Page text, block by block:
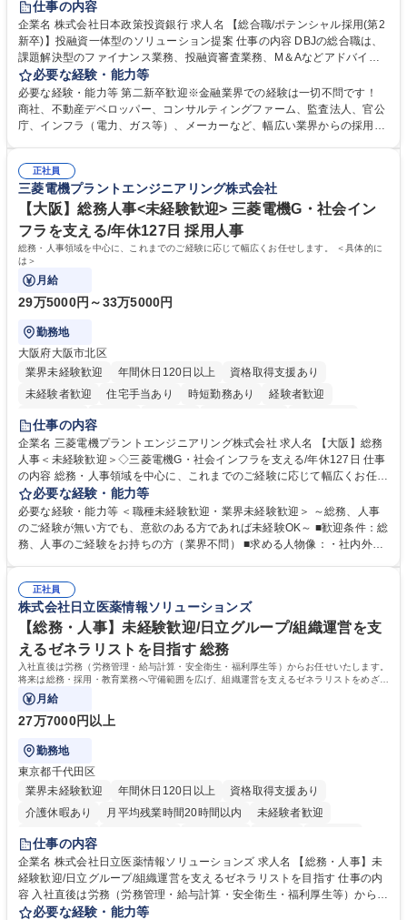
食事補助あり
託児所あり
仕事の内容
企業名 株式会社日本政策投資銀行 求人名 【総合職/ポテンシャル採用(第2
新卒)】投融資一体型のソリューション提案 仕事の内容 DBJの総合職は、
課題解決型のファイナンス業務、投融資審査業務、M＆Aなどアドバイザ
リー業務、地域戦略企画業務など、多様な業務に精通し、複数の専門性を
掛け合わせて広く社会に貢献していく職種です。 入社後は、横断的なロー
テーションを経て適性や専門性に応じたキャリアを形成していただきま
す。総合職として入社いただき、下記いずれかの部門でご活躍いただきま
ート・ナレッジ業務 ※それぞれの業務内容に関しては、別途その他労働条
件備考欄に記載 募集職種 【総合職/ポテンシャル採用(第2新卒)】投融資一
体型のソリューション提案
必要な経験・能力等
必要な経験・能力等 第二新卒歓迎※金融業界での経験は一切不問です！
商社、不動産デベロッパー、コンサルティングファーム、監査法人、官公
庁、インフラ（電力、ガス等）、メーカーなど、幅広い業界からの採用実
く高い志を併せもった人材を求めています。ポテンシャル採用（第2新
卒）では、金融業界での経験や知識を問いません。新たな時代を見据え
て、複雑化する社会課題の解決に向けて先鞭をつける役割を担いたい、と
いう気概をお持ちの方を心待ちにしています。 学歴・資格 学歴：大学院
大学 語学力： 資格：
正社員
三菱電機プラントエンジニアリング株式会社
【大阪】総務人事<未経験歓迎> 三菱電機G・社会イン
フラを支える/年休127日 採用人事
総務・人事領域を中心に、これまでのご経験に応じて幅広くお任せします。 ＜具体的に
は＞
月給
29万5000円～33万5000円
勤務地
大阪府大阪市北区
業界未経験歓迎
年間休日120日以上
資格取得支援あり
未経験者歓迎
住宅手当あり 時短勤務あり
経験者歓迎
退職金あり
駅近5分以内
土日祝休み 服装自由 寮・社宅あり 食事補助あり
仕事の内容
企業名 三菱電機プラントエンジニアリング株式会社 求人名 【大阪】総務
人事＜未経験歓迎＞◇三菱電機G・社会インフラを支える/年休127日 仕事
の内容 総務・人事領域を中心に、これまでのご経験に応じて幅広くお任せ
します。 ＜具体的には＞ ・総務/人事労務（給与・社保・勤怠管理など）
・採用・教育研修 ・福利厚生運用 など ※基本的には事務所勤務ですが、
採用や教育等の業務内容により、関西圏以外への日帰り・宿泊を伴う国内
出張もございます。 ※担当業務を持ちつつ、お互いに助け合いながら、総
必要な経験・能力等
必要な経験・能力等 ＜職種未経験歓迎・業界未経験歓迎＞ ～総務、人事
のご経験が無い方でも、意欲のある方であれば未経験OK～ ■歓迎条件：総
務、人事のご経験をお持ちの方（業界不問） ■求める人物像：・社内外の
正社員
株式会社日立医薬情報ソリューションズ
【総務・人事】未経験歓迎/日立グループ/組織運営を支
えるゼネラリストを目指す 総務
入社直後は労務（労務管理・給与計算・安全衛生・福利厚生等）からお任せいたします。
将来は総務・採用・教育業務へ守備範囲を広げ、組織運営を支えるゼネラリストをめざせ
ます。
月給
27万7000円以上
勤務地
東京都千代田区
業界未経験歓迎
年間休日120日以上
資格取得支援あり
介護休暇あり
月平均残業時間20時間以内
未経験者歓迎
住宅手当あり
育休あり
完全週休2日制 交通費支給 土日祝休み 寮・社宅あり
仕事の内容
企業名 株式会社日立医薬情報ソリューションズ 求人名 【総務・人事】未
経験歓迎/日立グループ/組織運営を支えるゼネラリストを目指す 仕事の内
容 入社直後は労務（労務管理・給与計算・安全衛生・福利厚生等）からお
任せいたします。将来は総務・採用・教育業務へ守備範囲を広げ、組織運
必要な経験・能力等